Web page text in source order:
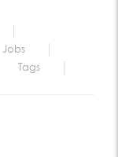
Jobs
Tags